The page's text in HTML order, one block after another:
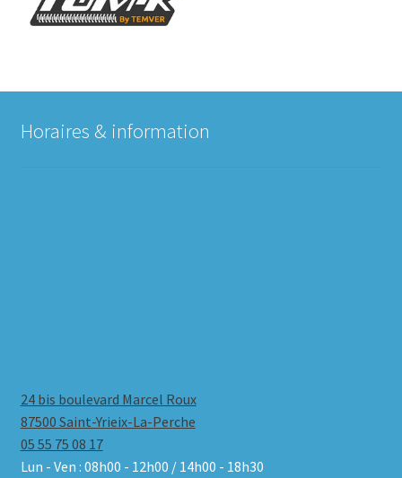
Horaires & information
24 bis boulevard Marcel Roux
87500 Saint-Yrieix-La-Perche
05 55 75 08 17
Lun - Ven : 08h00 - 12h00 / 14h00 - 18h30